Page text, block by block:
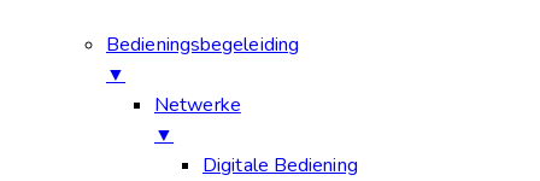
Bedieningsbegeleiding
▼
Netwerke
▼
Digitale Bediening